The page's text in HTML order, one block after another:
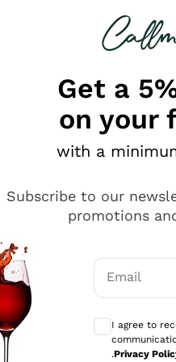
looking for
è male ma secondo
Get a
on your
with a
Subscribe to our
promotions
Email
I agree to
.Privacy